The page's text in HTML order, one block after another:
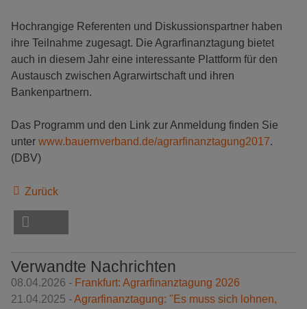
Hochrangige Referenten und Diskussionspartner haben
ihre Teilnahme zugesagt. Die Agrarfinanztagung bietet
auch in diesem Jahr eine interessante Plattform für den
Austausch zwischen Agrarwirtschaft und ihren
Bankenpartnern.
Das Programm und den Link zur Anmeldung finden Sie
unter www.bauernverband.de/agrarfinanztagung2017.
(DBV)
Zurück
Verwandte Nachrichten
08.04.2026 - Frankfurt: Agrarfinanztagung 2026
21.04.2025 -Agrarfinanztagung: "Es muss sich lohnen,